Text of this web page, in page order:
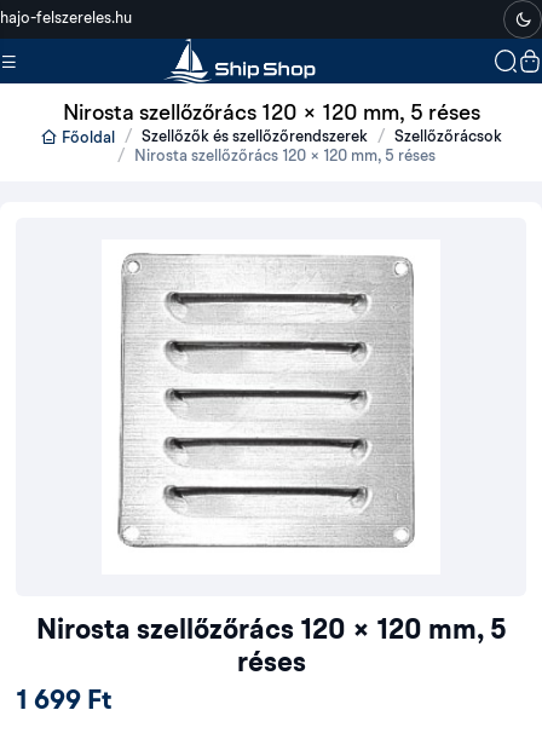
hajo-felszereles.hu
Nirosta szellőzőrács 120 × 120 mm, 5 réses
Főoldal Szellőzők és szellőzőrendszerek
Szellőzőrácsok
Nirosta szellőzőrács 120 × 120 mm, 5 réses
Nirosta szellőzőrács 120 × 120 mm, 5
réses
1 699 Ft